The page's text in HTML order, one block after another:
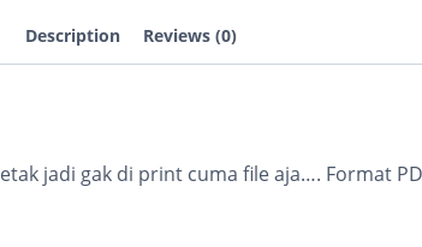
Description Reviews (0)
jadi gak di print cuma file aja…. Format